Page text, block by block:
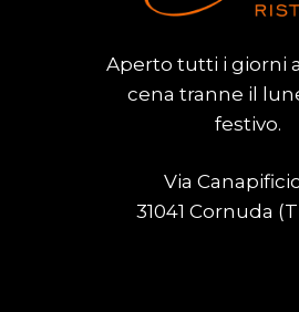
Aperto tutti i giorni
cena tranne il
festivo.
Via
31041 Cornuda